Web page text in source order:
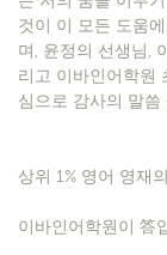
것이 이 모든 도움
며, 윤정의 선생님,
리고 이바인어학원
심으로 감사의 말씀
상위 1% 영어 영재
이바인어학원이 答